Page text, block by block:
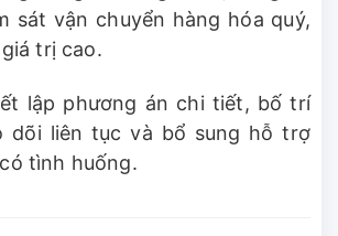
sát vận chuyển hàng hóa quý,
trị cao.
lập phương án chi tiết, bố trí
dõi liên tục và bổ sung hỗ trợ
tình huống.